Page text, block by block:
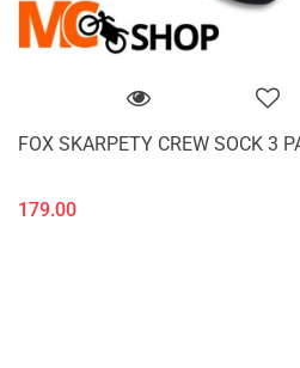
FOX SKARPETY CREW SOCK 3
179.00